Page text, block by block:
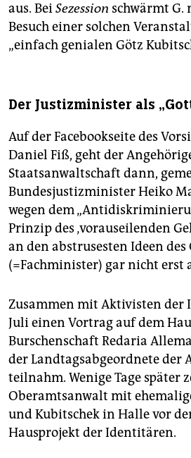
aus. BeiSezession schwärmt G.
Besuch einer solchen
„einfach genialen Götz
Der Justizminister als
Auf der Facebookseite des
Daniel Fiß, geht der
Staatsanwaltschaft dann,
Bundesjustizminister Heiko
wegen dem
Prinzip des ‚vorauseilenden
an den abstrusesten Ideen
(=Fachminister) gar nicht erst
Zusammen mit Aktivisten der
Juli einen Vortrag auf dem
Burschenschaft Redaria
der Landtagsabgeordnete der
teilnahm. Wenige Tage später
Oberamtsanwalt mit
und Kubitschek in Halle vor
Hausprojekt der Identitären.